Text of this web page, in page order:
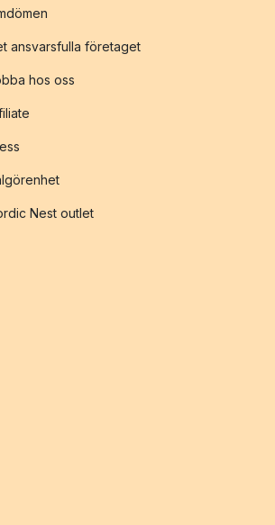
ansvarsfulla företaget
hos oss
Nest outlet